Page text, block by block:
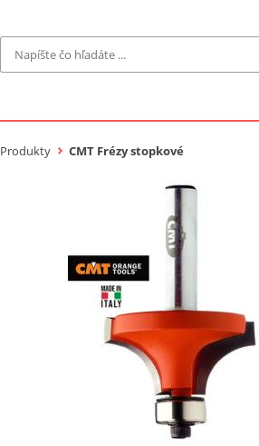
Bosch Profi
EUR
novinka v ponuke
Produkty CMT Frézy stopkové